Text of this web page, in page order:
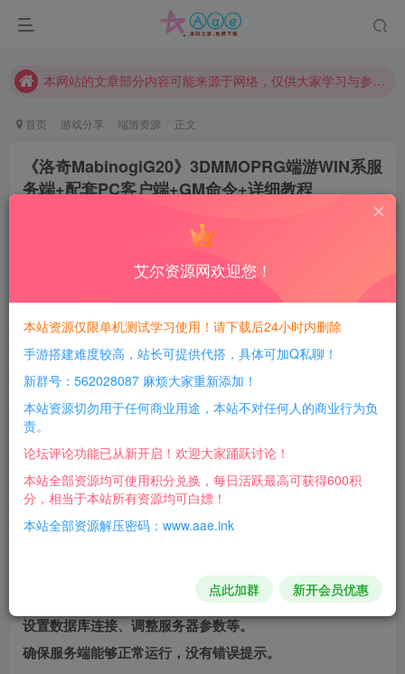
现在赞助会员享受专属折扣，详情点击此条公告。
本网站的文章部分内容可能来源于网络，仅供大家学习与参考，如有侵权，请联系站长QQ466107887进行删除处理。
首页 游戏分享 端游资源 正文
《洛奇MabinogiG20》3DMMOPRG端游WIN系服
务端+配套PC客户端+GM命令+详细教程
每日活跃最高可获得600积分！所有资源可以使用
积分免费兑换！
游戏介绍：
此游戏包含了GM工具视频使用教程，注意看压缩包内
文件！
准备工作
我们已为你准备好相关软件，并打包到压缩包内！
下载并解压上述提到的所有文件。
根据详细搭建教程中的步骤，逐步配置服务端。这通常包括
设置数据库连接、调整服务器参数等。
确保服务端能够正常运行，没有错误提示。
艾尔资源网欢迎您！
本站资源仅限单机测试学习使用！请下载后24小时内删除
手游搭建难度较高，站长可提供代搭，具体可加Q私聊！
新群号：562028087 麻烦大家重新添加！
本站资源切勿用于任何商业用途，本站不对任何人的商业行为负
责。
论坛评论功能已从新开启！欢迎大家踊跃讨论！
本站全部资源均可使用积分兑换，每日活跃最高可获得600积
分，相当于本站所有资源均可白嫖！
本站全部资源解压密码：www.aae.ink
点此加群 新开会员优惠